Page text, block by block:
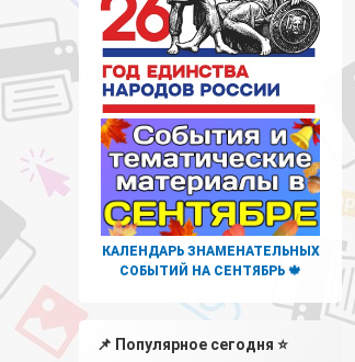
КАЛЕНДАРЬ ЗНАМЕНАТЕЛЬНЫХ
СОБЫТИЙ НА СЕНТЯБРЬ 🍁
📌 Популярное сегодня ⭐